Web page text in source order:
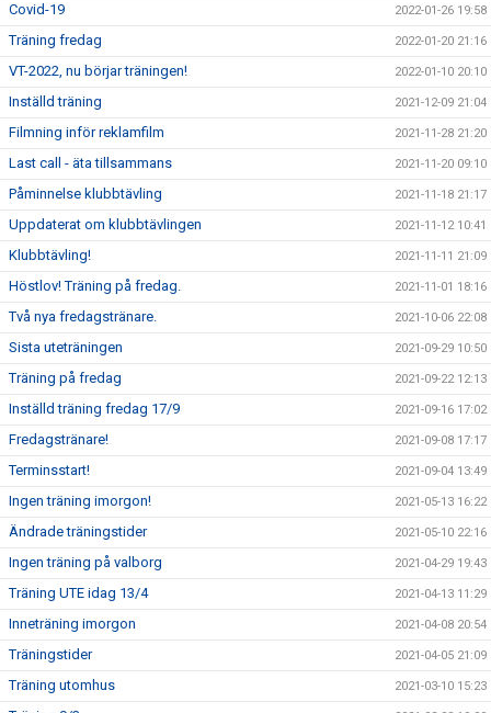
Covid-19 2022-01-26 19:58
Träning fredag 2022-01-20 21:16
VT-2022, nu börjar träningen! 2022-01-10 20:10
Inställd träning 2021-12-09 21:04
Filmning inför reklamfilm 2021-11-28 21:20
Last call - äta tillsammans 2021-11-20 09:10
Påminnelse klubbtävling 2021-11-18 21:17
Uppdaterat om klubbtävlingen 2021-11-12 10:41
Klubbtävling! 2021-11-11 21:09
Höstlov! Träning på fredag. 2021-11-01 18:16
Två nya fredagstränare. 2021-10-06 22:08
Sista uteträningen 2021-09-29 10:50
Träning på fredag 2021-09-22 12:13
Inställd träning fredag 17/9 2021-09-16 17:02
Fredagstränare! 2021-09-08 17:17
Terminsstart! 2021-09-04 13:49
Ingen träning imorgon! 2021-05-13 16:22
Ändrade träningstider 2021-05-10 22:16
Ingen träning på valborg 2021-04-29 19:43
Träning UTE idag 13/4 2021-04-13 11:29
Inneträning imorgon 2021-04-08 20:54
Träningstider 2021-04-05 21:09
Träning utomhus 2021-03-10 15:23